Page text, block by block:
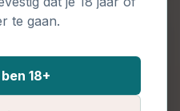
te gaan.
18+